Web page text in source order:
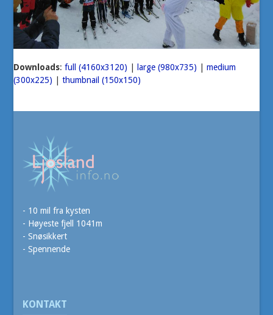
Downloads:full (4160x3120) large (980x735) |medium
(300x225) |thumbnail (150x150)
- 10 mil fra kysten
- Høyeste fjell 1041m
- Snøsikkert
- Spennende
KONTAKT